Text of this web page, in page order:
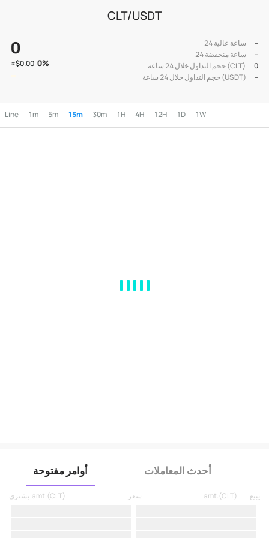
CLT/USDT
0
≈$0.00 0%
24 ساعة عالية
--
24 ساعة منخفضة
--
حجم التداول خلال 24 ساعة (CLT)
0
حجم التداول خلال 24 ساعة (USDT)
--
Line 1m 5m 15m 30m 1H 4H 12H 1D 1W
أوامر مفتوحة أحدث المعاملات
يشتري amt.(CLT) سعر يبيع amt.(CLT)